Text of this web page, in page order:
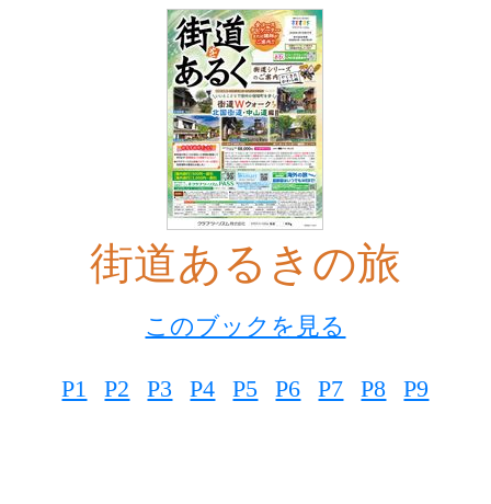
街道あるきの旅
このブックを見る
P1 P2 P3 P4 P5 P6 P7 P8 P9